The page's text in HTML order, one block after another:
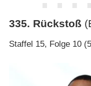
335. Rückstoß
Staffel 15, Folge 10